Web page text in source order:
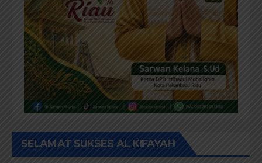
SELAMAT SUKSES AL KIFAYAH